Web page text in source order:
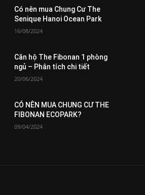
Có nên mua Chung Cư The
Senique Hanoi Ocean Park
16/08/2024
Căn hộ The Fibonan 1 phòng
ngủ – Phân tích chi tiết
20/06/2024
CÓ NÊN MUA CHUNG CƯ THE
FIBONAN ECOPARK?
09/04/2024